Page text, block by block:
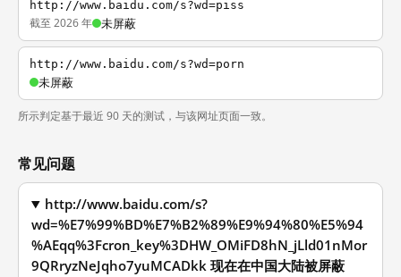
http://www.baidu.com/s?wd=piss
截至 2026 年 未屏蔽
http://www.baidu.com/s?wd=porn
未屏蔽
所示判定基于最近 90 天的测试，与该网址页面一致。
常见问题
http://www.baidu.com/s?
wd=%E7%99%BD%E7%B2%89%E9%94%80%E5%94
%AEqq%3Fcron_key%3DHW_OMiFD8hN_jLld01nMor
9QRryzNeJqho7yuMCADkk 现在在中国大陆被屏蔽